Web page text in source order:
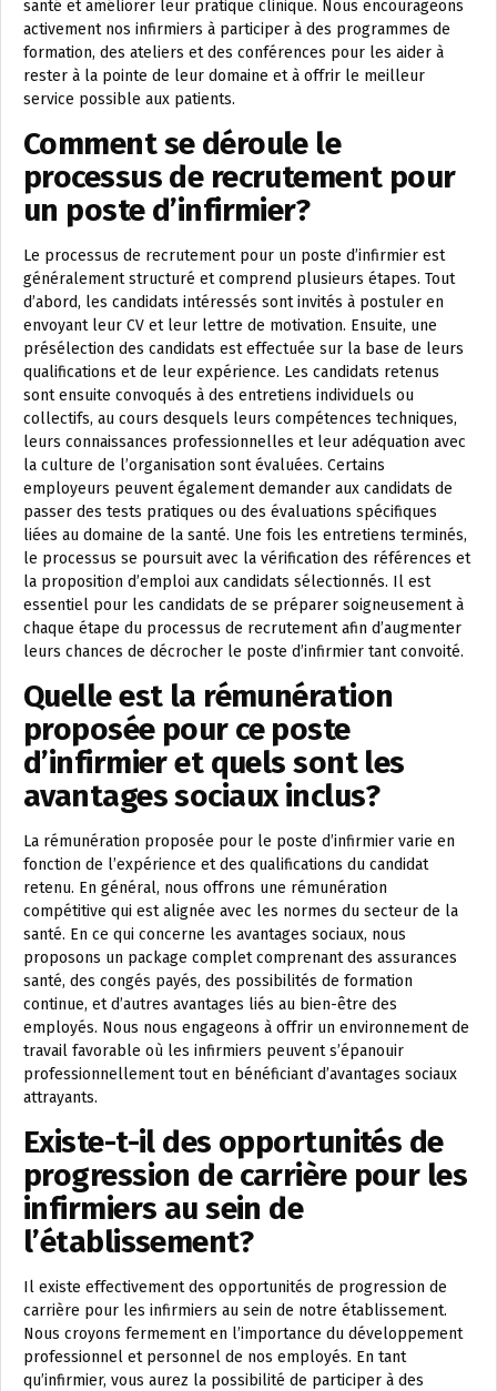
santé et améliorer leur pratique clinique. Nous encourageons
activement nos infirmiers à participer à des programmes de
formation, des ateliers et des conférences pour les aider à
rester à la pointe de leur domaine et à offrir le meilleur
service possible aux patients.
Comment se déroule le
processus de recrutement pour
un poste d’infirmier?
Le processus de recrutement pour un poste d’infirmier est
généralement structuré et comprend plusieurs étapes. Tout
d’abord, les candidats intéressés sont invités à postuler en
envoyant leur CV et leur lettre de motivation. Ensuite, une
présélection des candidats est effectuée sur la base de leurs
qualifications et de leur expérience. Les candidats retenus
sont ensuite convoqués à des entretiens individuels ou
collectifs, au cours desquels leurs compétences techniques,
leurs connaissances professionnelles et leur adéquation avec
la culture de l’organisation sont évaluées. Certains
employeurs peuvent également demander aux candidats de
passer des tests pratiques ou des évaluations spécifiques
liées au domaine de la santé. Une fois les entretiens terminés,
le processus se poursuit avec la vérification des références et
la proposition d’emploi aux candidats sélectionnés. Il est
essentiel pour les candidats de se préparer soigneusement à
chaque étape du processus de recrutement afin d’augmenter
leurs chances de décrocher le poste d’infirmier tant convoité.
Quelle est la rémunération
proposée pour ce poste
d’infirmier et quels sont les
avantages sociaux inclus?
La rémunération proposée pour le poste d’infirmier varie en
fonction de l’expérience et des qualifications du candidat
retenu. En général, nous offrons une rémunération
compétitive qui est alignée avec les normes du secteur de la
santé. En ce qui concerne les avantages sociaux, nous
proposons un package complet comprenant des assurances
santé, des congés payés, des possibilités de formation
continue, et d’autres avantages liés au bien-être des
employés. Nous nous engageons à offrir un environnement de
travail favorable où les infirmiers peuvent s’épanouir
professionnellement tout en bénéficiant d’avantages sociaux
attrayants.
Existe-t-il des opportunités de
progression de carrière pour les
infirmiers au sein de
l’établissement?
Il existe effectivement des opportunités de progression de
carrière pour les infirmiers au sein de notre établissement.
Nous croyons fermement en l’importance du développement
professionnel et personnel de nos employés. En tant
qu’infirmier, vous aurez la possibilité de participer à des